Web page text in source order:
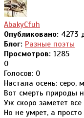
AbakyCfuh
Опубликовано: 4273
Блог: Разные поэты
Просмотров: 1285
0
Голосов: 0
Настала осень: серо,
Вот смерть природы
Уж скоро заметет
Но не умрет, а просто